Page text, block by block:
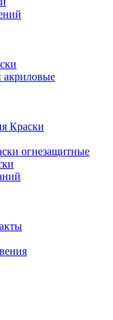
акриловые
Краски
огнезащитные